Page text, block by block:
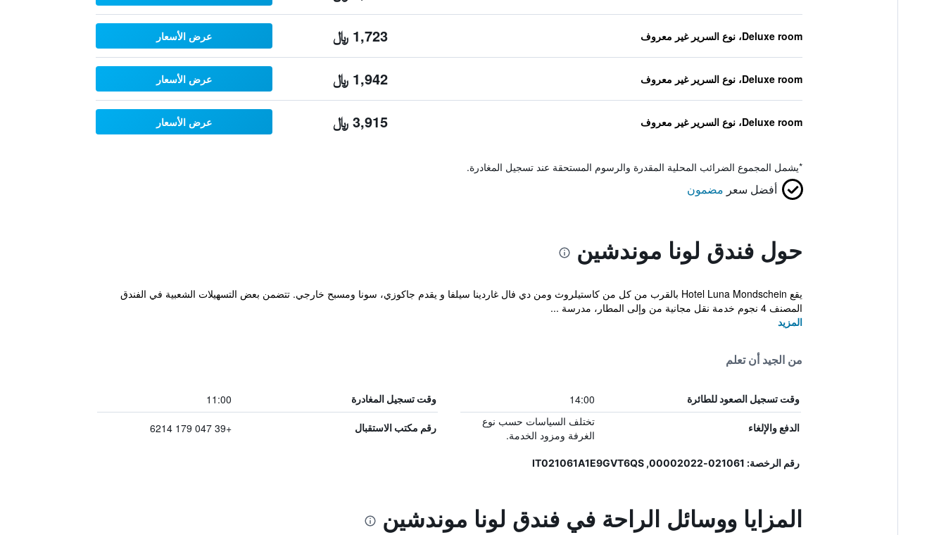
Deluxe room، نوع السرير غير معروف 1,723 ﷼ عرض الأسعار
Deluxe room، نوع السرير غير معروف 1,942 ﷼ عرض الأسعار
Deluxe room، نوع السرير غير معروف 3,915 ﷼ عرض الأسعار
*يشمل المجموع الضرائب المحلية المقدرة والرسوم المستحقة عند تسجيل المغادرة.
أفضل سعر مضمون
حول فندق لونا موندشين
يقع Hotel Luna Mondschein بالقرب من كل من كاستيلروث ومن دي فال غاردينا سيلفا و يقدم جاكوزي، سونا ومسبح خارجي. تتضمن بعض التسهيلات الشعبية في الفندق
المصنف 4 نجوم خدمة نقل مجانية من وإلى المطار، مدرسة ...
المزيد
من الجيد أن تعلم
وقت تسجيل الصعود للطائرة 14:00 وقت تسجيل المغادرة 11:00
الدفع والإلغاء
تختلف السياسات حسب نوع
الغرفة ومزود الخدمة.
رقم مكتب الاستقبال +39 047 179 6214
رقم الرخصة: 021061-00002022, IT021061A1E9GVT6QS
المزايا ووسائل الراحة في فندق لونا موندشين